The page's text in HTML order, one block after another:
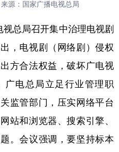
量子 体育
健康 军事
金融 汽车
信息化 数字经济
银龄 溯源中国
来源：国家广播电视总局
总局召开集中治理电视剧
，电视剧（网络剧）侵权
方合法权益，破坏广电视
广电总局立足行业管理职
监管部门，压实网络平台
站和浏览器、搜索引擎、
。会议强调，要坚持标本